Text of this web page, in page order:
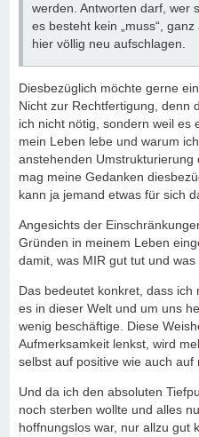
werden. Antworten darf, wer
es besteht kein „muss“,
hier völlig neu aufschlagen.
Diesbezüglich möchte gerne
Nicht zur Rechtfertigung, denn
ich nicht nötig, sondern weil es
mein Leben lebe und warum
anstehenden
mag meine Gedanken
kann ja jemand etwas für sich
Angesichts der
Gründen in meinem Leben
damit, was MIR gut tut und was
Das bedeutet konkret, dass
es in dieser Welt und um uns
wenig beschäftige. Diese
Aufmerksamkeit lenkst, wird
selbst auf positive wie auch auf
Und da ich den absoluten
noch sterben wollte und alles
hoffnungslos war, nur allzu gut